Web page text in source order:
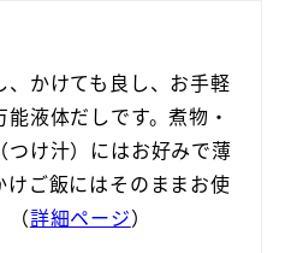
、かけても良し、お手軽
能液体だしです。煮物・
つけ汁）にはお好みで薄
けご飯にはそのままお使
（詳細ページ）